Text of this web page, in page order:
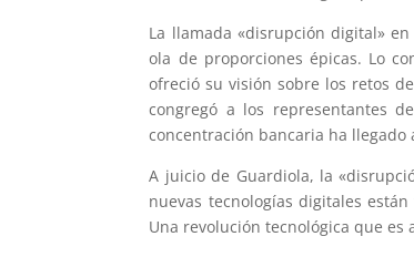
La llamada «disrupción digital»
ola de proporciones épicas. Lo
ofreció su visión sobre los retos
congregó a los representantes
concentración bancaria ha llegado
A juicio de Guardiola, la
nuevas tecnologías digitales
Una revolución tecnológica que